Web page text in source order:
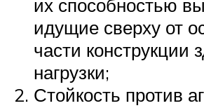
их способностью
идущие сверху от
части конструкции
нагрузки;
Стойкость против